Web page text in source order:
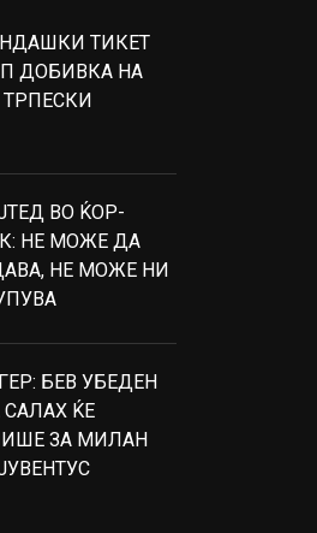
ТИКЕТ
ДОБИВКА НА
ТРПЕСКИ
ВО ЌОР-
НЕ МОЖЕ ДА
НЕ МОЖЕ НИ
БЕВ УБЕДЕН
ЌЕ
ЗА МИЛАН